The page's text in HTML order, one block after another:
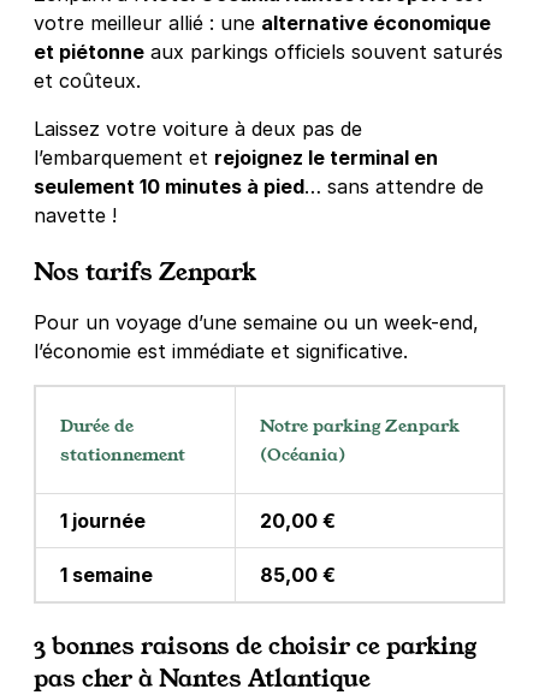
votre meilleur allié : une alternative économique
et piétonne aux parkings officiels souvent saturés
et coûteux.
Laissez votre voiture à deux pas de
l’embarquement et rejoignez le terminal en
seulement 10 minutes à pied… sans attendre de
navette !
Nos tarifs Zenpark
Pour un voyage d’une semaine ou un week-end,
l’économie est immédiate et significative.
Durée de
stationnement
Notre parking Zenpark
(Océania)
1 journée 20,00 €
1 semaine 85,00 €
3 bonnes raisons de choisir ce parking
pas cher à Nantes Atlantique